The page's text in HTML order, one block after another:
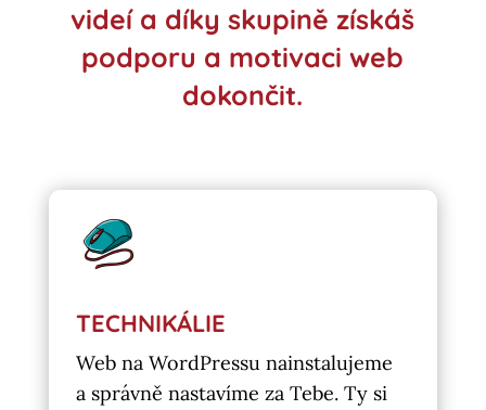
videí a díky skupině získáš
podporu a motivaci web
dokončit.
TECHNIKÁLIE
Web na WordPressu nainstalujeme
a správně nastavíme za Tebe. Ty si